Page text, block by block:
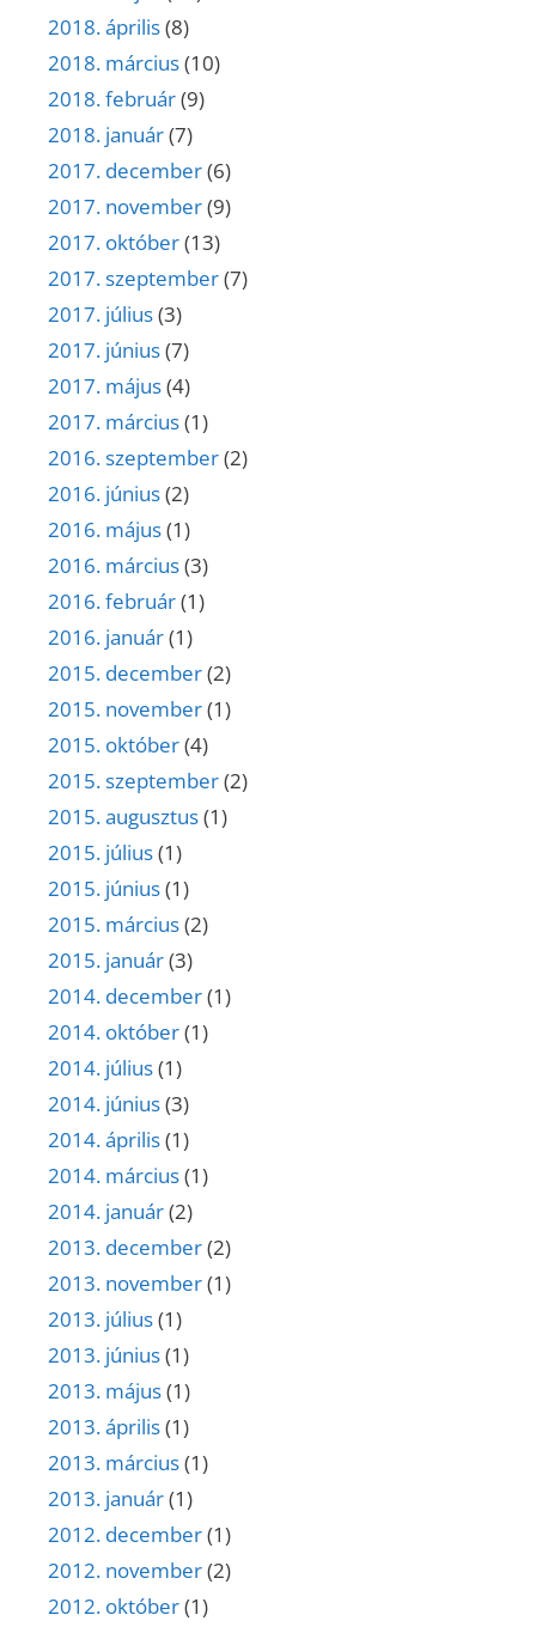
2018. április(8)
2018. március(10)
2018. február(9)
2018. január(7)
2017. december(6)
2017. november(9)
2017. október(13)
2017. szeptember(7)
2017. július(3)
2017. június(7)
2017. május(4)
2017. március(1)
2016. szeptember(2)
2016. június(2)
2016. május(1)
2016. március(3)
2016. február(1)
2016. január(1)
2015. december(2)
2015. november(1)
2015. október(4)
2015. szeptember(2)
2015. augusztus(1)
2015. július(1)
2015. június(1)
2015. március(2)
2015. január(3)
2014. december(1)
2014. október(1)
2014. július(1)
2014. június(3)
2014. április(1)
2014. március(1)
2014. január(2)
2013. december(2)
2013. november(1)
2013. július(1)
2013. június(1)
2013. május(1)
2013. április(1)
2013. március(1)
2013. január(1)
2012. december(1)
2012. november(2)
2012. október(1)